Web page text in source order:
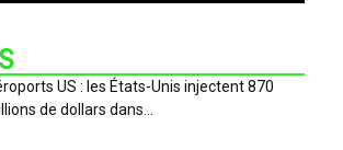
US : les États-Unis injectent 870
de dollars dans...